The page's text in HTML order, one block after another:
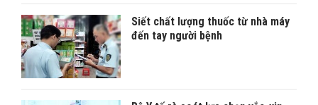
Siết chất lượng thuốc từ nhà máy
đến tay người bệnh